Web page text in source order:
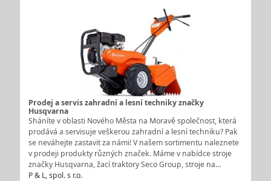
Prodej a servis zahradní a lesní techniky značky
Husqvarna
Sháníte v oblasti Nového Města na Moravě společnost, která
prodává a servisuje veškerou zahradní a lesní techniku? Pak
se neváhejte zastavit za námi! V našem sortimentu naleznete
v prodeji produkty různých značek. Máme v nabídce stroje
značky Husqvarna, žací traktory Seco Group, stroje na…
P & L, spol. s r.o.